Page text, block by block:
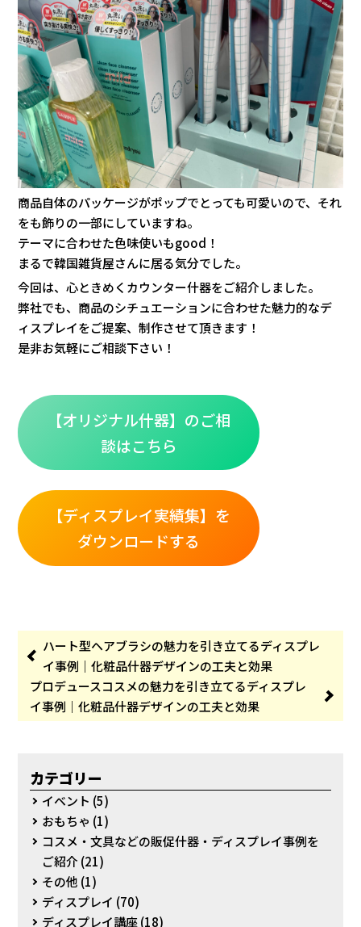
商品自体のパッケージがポップでとっても可愛いので、それ
をも飾りの一部にしていますね。
テーマに合わせた色味使いもgood！
まるで韓国雑貨屋さんに居る気分でした。
今回は、心ときめくカウンター什器をご紹介しました。
弊社でも、商品のシチュエーションに合わせた魅力的なデ
ィスプレイをご提案、制作させて頂きます！
是非お気軽にご相談下さい！
【オリジナル什器】のご相
談はこちら
【ディスプレイ実績集】を
ダウンロードする
ハート型ヘアブラシの魅力を引き立てるディスプレ
イ事例｜化粧品什器デザインの工夫と効果
プロデュースコスメの魅力を引き立てるディスプレ
イ事例｜化粧品什器デザインの工夫と効果
カテゴリー
イベント (5)
おもちゃ (1)
コスメ・文具などの販促什器・ディスプレイ事例を
ご紹介 (21)
その他 (1)
ディスプレイ (70)
ディスプレイ講座(18)